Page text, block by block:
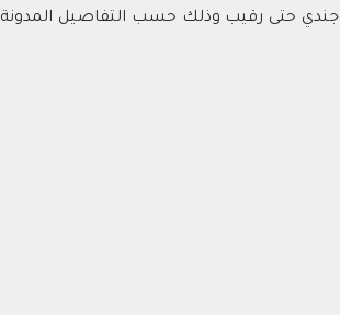
القادمة لعام1444هـ، للوظائف العسكرية من رتبة جندي حتى رقيب وذلك حسب التفاصيل المدونة